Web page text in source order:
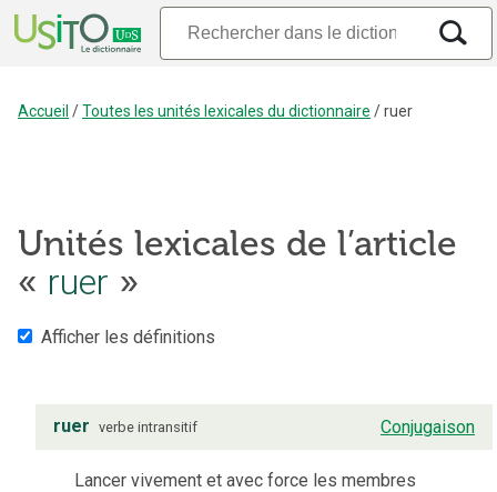
Accueil /Toutes les unités lexicales du dictionnaire /ruer
Unités lexicales de l’article
« ruer »
Afficher les définitions
ruer verbe intransitif Conjugaison
Lancer vivement et avec force les membres